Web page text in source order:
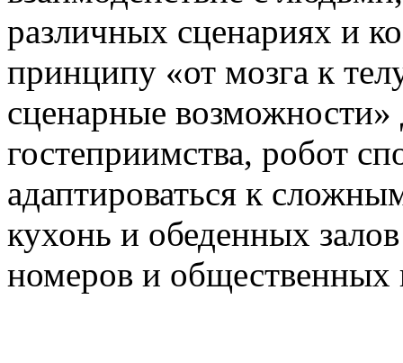
различных сценариях и
принципу «от мозга к
сценарные возможности»
гостеприимства, робот
адаптироваться к
кухонь и обеденных
номеров и общественных